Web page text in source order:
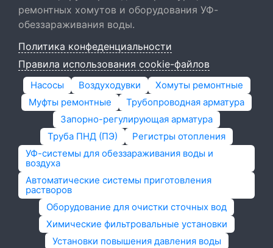
ремонтных хомутов и оборудования УФ-
обеззараживания воды.
Политика конфеденциальности
Правила использования cookie-файлов
Насосы Воздуходувки
Хомуты ремонтные
Муфты ремонтные
Трубопроводная арматура
Запорно-регулирующая арматура
Труба ПНД (ПЭ)
Регистры отопления
УФ-системы для обеззараживания воды и
воздуха
Автоматические системы приготовления
растворов
Оборудование для очистки сточных вод
Химические фильтровальные установки
Установки повышения давления воды